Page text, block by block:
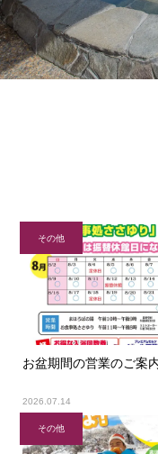
その他
お盆期間の営業のご案
2026.07.14
その他